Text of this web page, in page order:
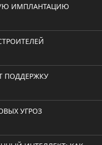
ИМПЛАНТАЦИЮ
ПОДДЕРЖКУ
УГРОЗ